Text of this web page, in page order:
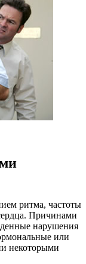
ритма, частоты
Причинами
нарушения
или
некоторыми